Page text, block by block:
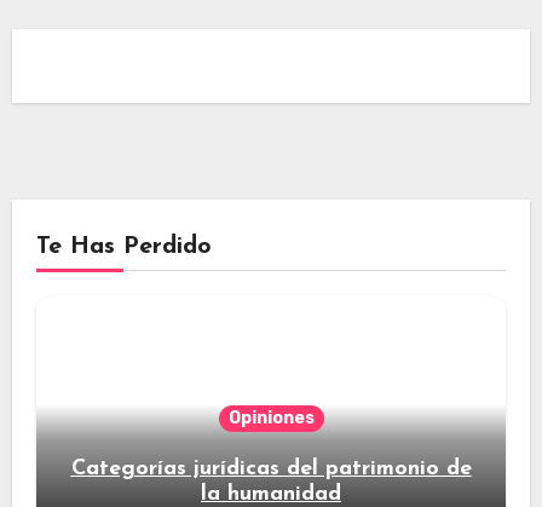
Te Has Perdido
Opiniones
Categorías jurídicas del patrimonio de
la humanidad